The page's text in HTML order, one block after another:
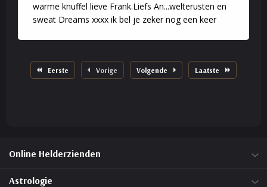
warme knuffel lieve Frank.Liefs An...welterusten en
sweat Dreams xxxx ik bel je zeker nog een keer
Eerste Vorige Volgende Laatste
Online Helderzienden
Astrologie